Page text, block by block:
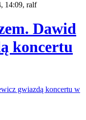
14:09, ralf
Dawid
koncertu